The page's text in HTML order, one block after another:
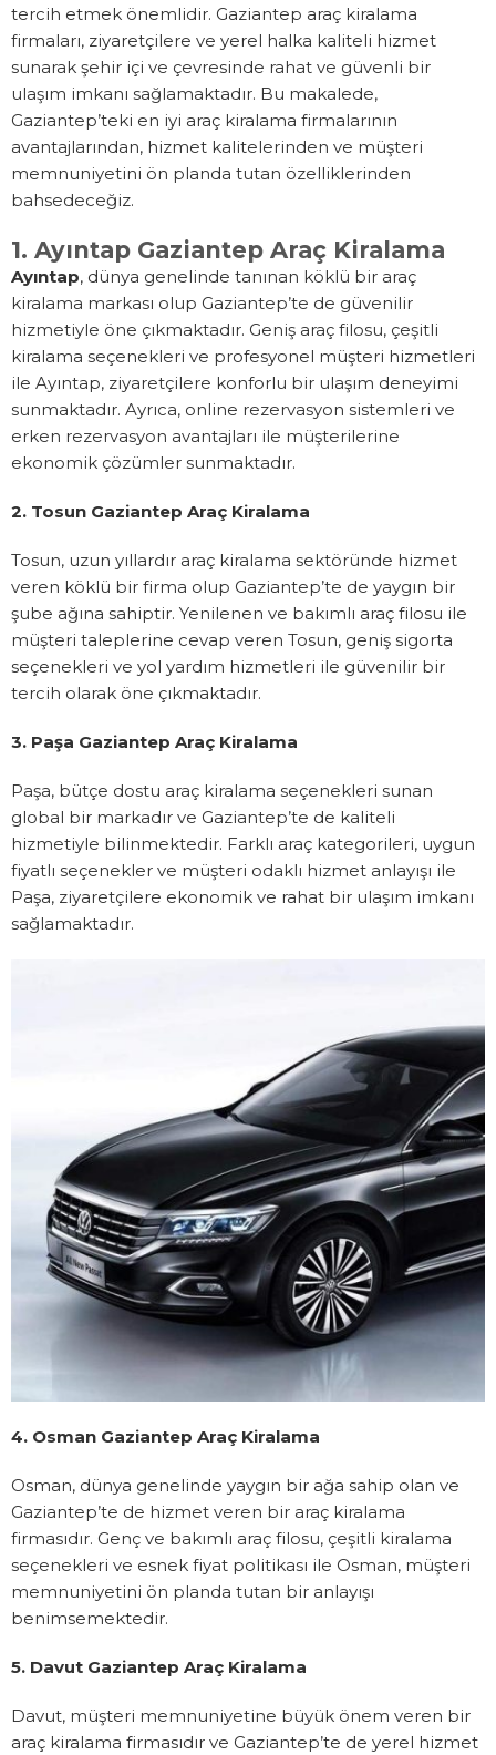
tercih etmek önemlidir. Gaziantep araç kiralama
firmaları, ziyaretçilere ve yerel halka kaliteli hizmet
sunarak şehir içi ve çevresinde rahat ve güvenli bir
ulaşım imkanı sağlamaktadır. Bu makalede,
Gaziantep’teki en iyi araç kiralama firmalarının
avantajlarından, hizmet kalitelerinden ve müşteri
memnuniyetini ön planda tutan özelliklerinden
bahsedeceğiz.
1. Ayıntap Gaziantep Araç Kiralama
Ayıntap, dünya genelinde tanınan köklü bir araç
kiralama markası olup Gaziantep’te de güvenilir
hizmetiyle öne çıkmaktadır. Geniş araç filosu, çeşitli
kiralama seçenekleri ve profesyonel müşteri hizmetleri
ile Ayıntap, ziyaretçilere konforlu bir ulaşım deneyimi
sunmaktadır. Ayrıca, online rezervasyon sistemleri ve
erken rezervasyon avantajları ile müşterilerine
ekonomik çözümler sunmaktadır.
2. Tosun Gaziantep Araç Kiralama
Tosun, uzun yıllardır araç kiralama sektöründe hizmet
veren köklü bir firma olup Gaziantep’te de yaygın bir
şube ağına sahiptir. Yenilenen ve bakımlı araç filosu ile
müşteri taleplerine cevap veren Tosun, geniş sigorta
seçenekleri ve yol yardım hizmetleri ile güvenilir bir
tercih olarak öne çıkmaktadır.
3. Paşa Gaziantep Araç Kiralama
Paşa, bütçe dostu araç kiralama seçenekleri sunan
global bir markadır ve Gaziantep’te de kaliteli
hizmetiyle bilinmektedir. Farklı araç kategorileri, uygun
fiyatlı seçenekler ve müşteri odaklı hizmet anlayışı ile
Paşa, ziyaretçilere ekonomik ve rahat bir ulaşım imkanı
sağlamaktadır.
4. Osman Gaziantep Araç Kiralama
Osman, dünya genelinde yaygın bir ağa sahip olan ve
Gaziantep’te de hizmet veren bir araç kiralama
firmasıdır. Genç ve bakımlı araç filosu, çeşitli kiralama
seçenekleri ve esnek fiyat politikası ile Osman, müşteri
memnuniyetini ön planda tutan bir anlayışı
benimsemektedir.
5. Davut Gaziantep Araç Kiralama
Davut, müşteri memnuniyetine büyük önem veren bir
araç kiralama firmasıdır ve Gaziantep’te de yerel hizmet